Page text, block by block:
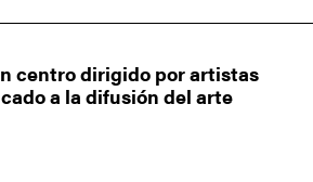
centro dirigido por artistas
a la difusión del arte